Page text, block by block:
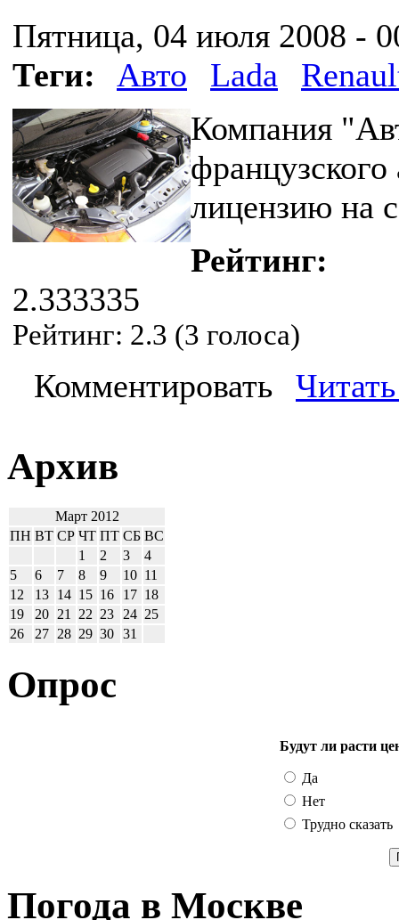
Пятница, 04 июля 2008 -
Теги:
Авто Lada
Компания
лицензию на
Рейтинг:
2.333335
Рейтинг: 2.3 (3 голоса)
Комментировать
Архив
Март 2012
ПН ВТ СР ЧТ ПТ СБ ВС
1
2 3
4
5
6 7 8 9 10 11
12
13 14 15 16 17 18
19
20 21 22 23 24 25
26
27 28 29 30 31
Опрос
Будут ли расти
Да
Нет
Трудно сказать
Погода в Москве